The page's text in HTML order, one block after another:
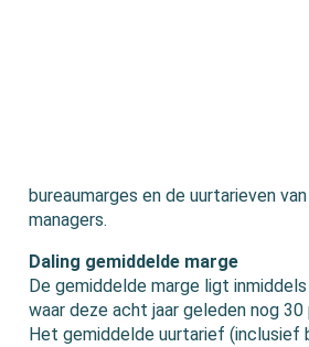
bureaumarges en de uurtarieven
managers.
Daling gemiddelde marge
De gemiddelde marge ligt
waar deze acht jaar geleden nog
Het gemiddelde uurtarief (inclusief